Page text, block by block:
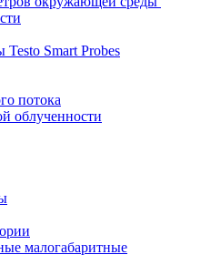
Smart Probes
потока
облученности
малогабаритные